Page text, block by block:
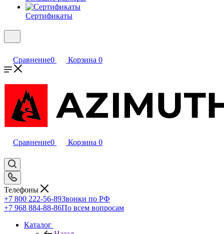
Сертификаты
Сравнение0 Корзина 0
Сравнение0 Корзина 0
Телефоны
+7 800 222-56-89Звонки по РФ
+7 968 884-88-86По всем вопросам
Каталог